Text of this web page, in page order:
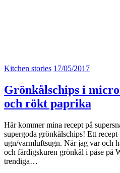
Kitchen stories 17/05/2017
Grönkålschips i
och rökt paprika
Här kommer mina recept på
supergoda grönkålschips! Ett
ugn/varmluftsugn. När jag var och
och färdigskuren grönkål i påse på
trendiga…